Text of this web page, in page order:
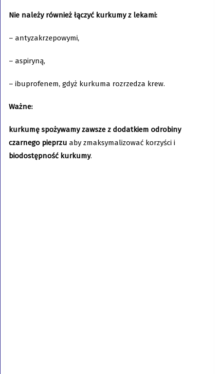
Nie należy również łączyć kurkumy z lekami:
– antyzakrzepowymi,
– aspiryną,
– ibuprofenem, gdyż kurkuma rozrzedza krew.
Ważne:
kurkumę spożywamy zawsze z dodatkiem odrobiny
czarnego pieprzu aby zmaksymalizować korzyści i
biodostępność kurkumy.